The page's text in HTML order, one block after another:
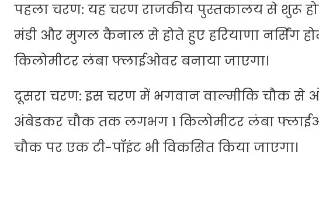
पहला चरण: यह चरण राजकीय पुस्तकालय से शुरू
मंडी और मुगल कैनाल से होते हुए हरियाणा नर्सिंग
किलोमीटर लंबा फ्लाईओवर बनाया जाएगा।
दूसरा चरण: इस चरण में भगवान वाल्मीकि चौक से
अंबेडकर चौक तक लगभग 1 किलोमीटर लंबा
चौक पर एक टी-पॉइंट भी विकसित किया जाएगा।